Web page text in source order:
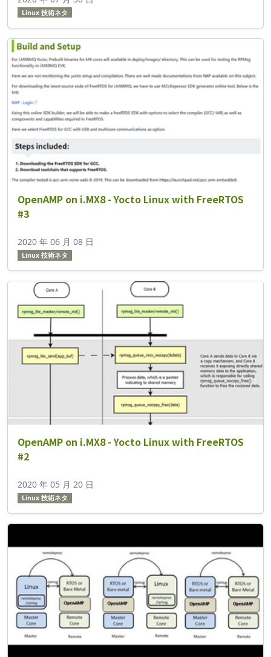
Linux 技術ネタ
OpenAMP on i.MX8 - Yocto Linux with FreeRTOS
#3
2020 年 06 月 08 日
Linux 技術ネタ
OpenAMP on i.MX8 - Yocto Linux with FreeRTOS
#2
2020 年 05 月 20 日
Linux 技術ネタ